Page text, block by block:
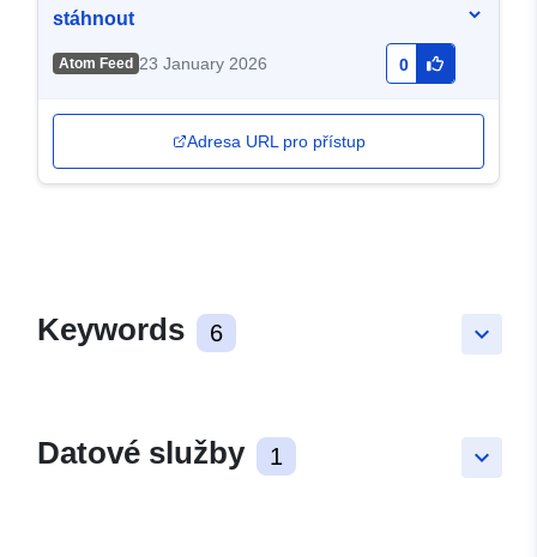
stáhnout
Atom Feed 23 January 2026 0
Adresa URL pro přístup
keyboard_arrow_down
Keywords 6
keyboard_arrow_down
Datové služby 1